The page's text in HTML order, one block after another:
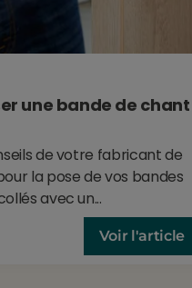
une bande de chant
de votre fabricant de
la pose de vos bandes
avec un...
Voir l'article